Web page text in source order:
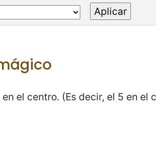
el centro. (Es decir, el 5 en el